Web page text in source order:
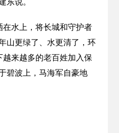
东说。
水上，将长城和守护者
山更绿了、水更清了，环
来越多的老百姓加入保
碧波上，马海军自豪地